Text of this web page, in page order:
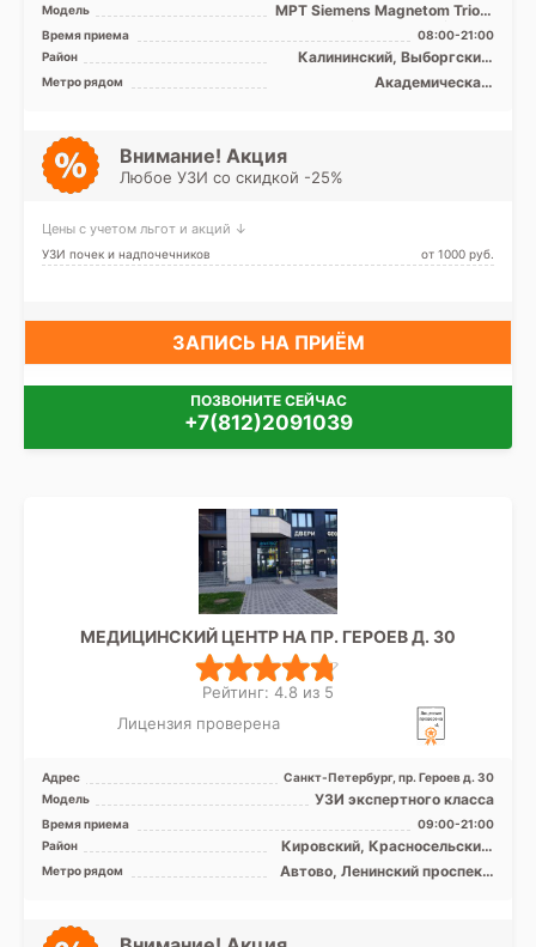
Модель
МРТ Siemens Magnetom Trio A
Tim 3Т, МРТ Siemens
Magnetom Espree 1.5 за ...
Время приема
08:00-21:00
Район
Калининский, Выборгский,
Кронштадтский, Курортный,
Петроградский, Приморский,
Метро рядом
Академическая,
Мужества, Политехническая,
Внимание! Акция
Любое УЗИ со скидкой -25%
Цены с учетом льгот и акций ↓
УЗИ почек и надпочечников от 1000 pуб.
ЗАПИСЬ НА ПРИЁМ
ПОЗВОНИТЕ СЕЙЧАС
+7(812)2091039
МЕДИЦИНСКИЙ ЦЕНТР НА ПР. ГЕРОЕВ Д. 30
Рейтинг: 4.8 из 5
Лицензия проверена
Адрес
Санкт-Петербург, пр. Героев д. 30
Модель
УЗИ экспертного класса
Время приема
09:00-21:00
Район
Кировский, Красносельский,
Петродворцовый
Метро рядом
Автово, Ленинский проспект,